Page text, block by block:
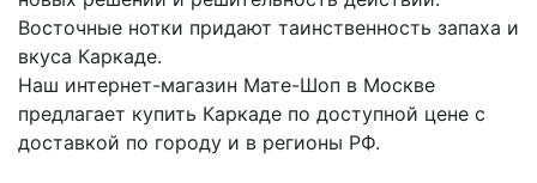
Восточные нотки придают таинственность запаха и
вкуса Каркаде.
Наш интернет-магазин Мате-Шоп в Москве
предлагает купить Каркаде по доступной цене с
доставкой по городу и в регионы РФ.